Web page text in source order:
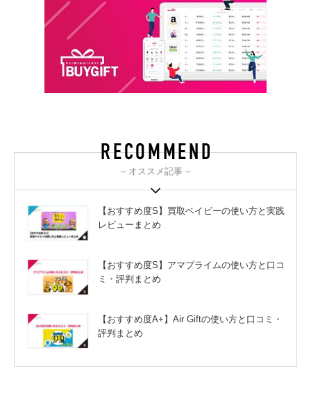
– オススメ記事 –
【おすすめ度S】買取ベイビーの使い方と実践
レビューまとめ
【おすすめ度S】アマプライムの使い方と口コ
ミ・評判まとめ
【おすすめ度A+】Air Giftの使い方と口コミ・
評判まとめ